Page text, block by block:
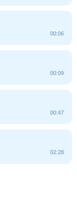
00:06
00:09
00:47
02:28